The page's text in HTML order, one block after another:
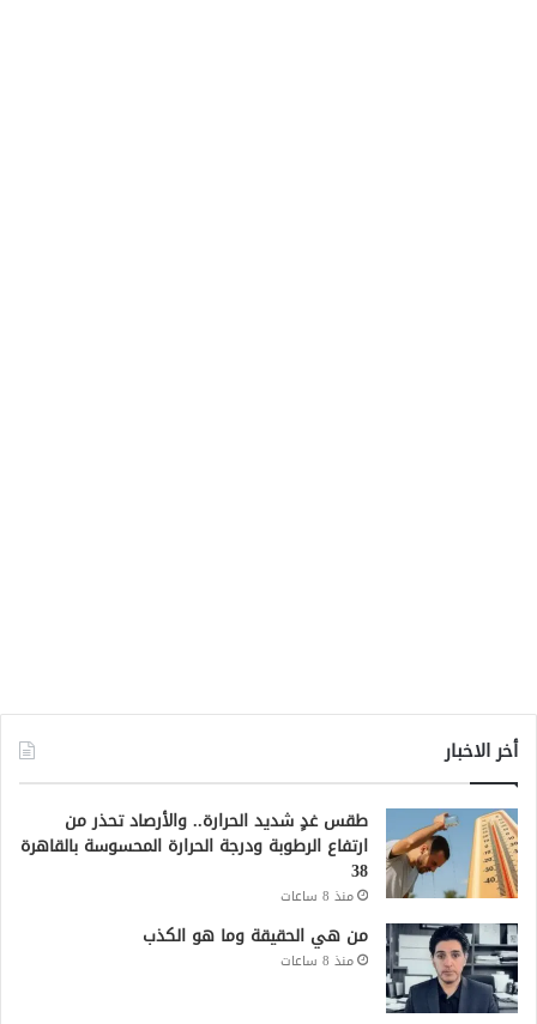
أخر الاخبار
طقس غدٍ شديد الحرارة.. والأرصاد تحذر من
ارتفاع الرطوبة ودرجة الحرارة المحسوسة بالقاهرة
38
منذ 8 ساعات
من هي الحقيقة وما هو الكذب
منذ 8 ساعات